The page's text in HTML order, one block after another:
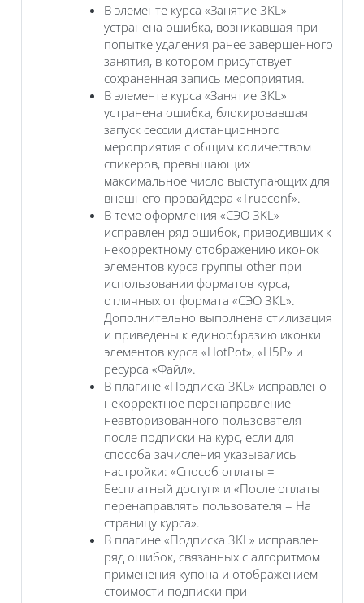
В элементе курса «Занятие 3KL»
устранена ошибка, возникавшая при
попытке удаления ранее завершенного
занятия, в котором присутствует
сохраненная запись мероприятия.
В элементе курса «Занятие 3KL»
устранена ошибка, блокировавшая
запуск сессии дистанционного
мероприятия с общим количеством
спикеров, превышающих
максимальное число выступающих для
внешнего провайдера «Trueconf».
В теме оформления «СЭО 3KL»
исправлен ряд ошибок, приводивших к
некорректному отображению иконок
элементов курса группы other при
использовании форматов курса,
отличных от формата «СЭО 3КL».
Дополнительно выполнена стилизация
и приведены к единообразию иконки
элементов курса «HotPot», «H5P» и
ресурса «Файл».
В плагине «Подписка 3KL» исправлено
некорректное перенаправление
неавторизованного пользователя
после подписки на курс, если для
способа зачисления указывались
настройки: «Способ оплаты =
Бесплатный доступ» и «После оплаты
перенаправлять пользователя = На
страницу курса».
В плагине «Подписка 3KL» исправлен
ряд ошибок, связанных с алгоритмом
применения купона и отображением
стоимости подписки при